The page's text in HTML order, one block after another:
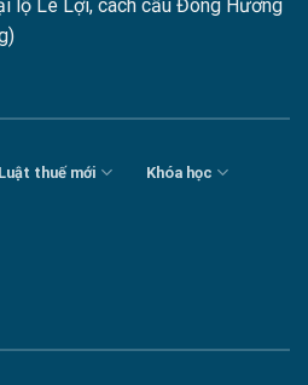
lộ Lê Lợi, cách cầu Đông Hương
Luật thuế mới Khóa học